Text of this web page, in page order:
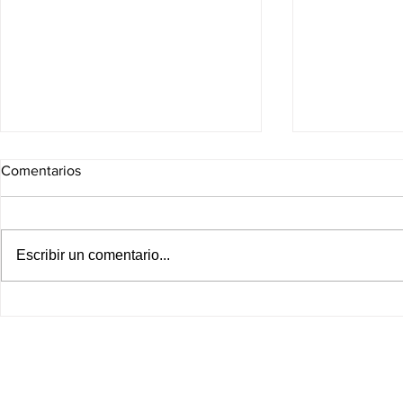
Comentarios
Escribir un comentario...